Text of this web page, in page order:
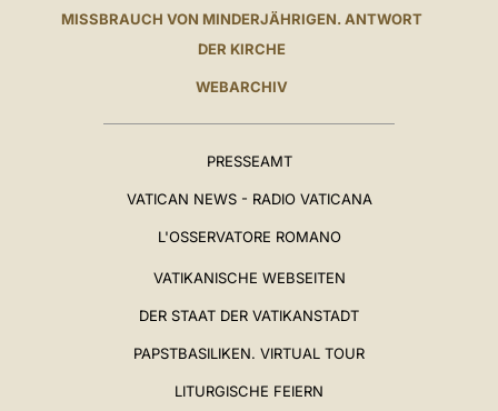
MISSBRAUCH VON MINDERJÄHRIGEN. ANTWORT
DER KIRCHE
WEBARCHIV
PRESSEAMT
VATICAN NEWS - RADIO VATICANA
L'OSSERVATORE ROMANO
VATIKANISCHE WEBSEITEN
DER STAAT DER VATIKANSTADT
PAPSTBASILIKEN. VIRTUAL TOUR
LITURGISCHE FEIERN